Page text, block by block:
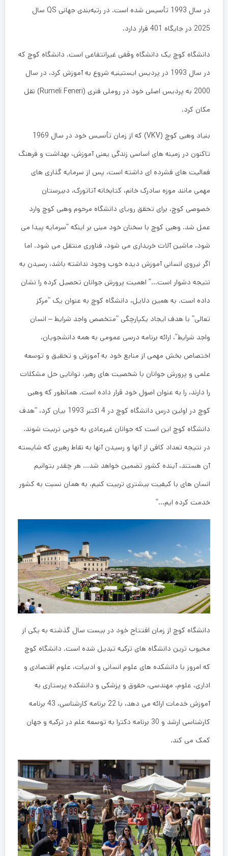
در سال 1993 تأسیس شده است. در رتبه‌بندی جهانی QS سال
2025 در جایگاه 401 قرار دارد.
دانشگاه کوچ یک دانشگاه وقفی غیرانتفاعی است. دانشگاه کوچ که
در سال 1993 در پردیس ایستینیه شروع به آموزش کرد، در سال
2000 به پردیس اصلی خود در روملی فنری (Rumeli Feneri) نقل
مکان کرد.
بنیاد وهبی کوچ (VKV) که از زمان تأسیس خود در سال 1969
تاکنون در زمینه های اساسی زندگی یعنی آموزش، بهداشت و فرهنگ
فعالیت های فشرده ای داشته است، پس از سرمایه گذاری های
مهمی مانند موزه سادرک خانم، کتابخانه آتاتورک، دبیرستان
خصوصی کوچ، برای تحقق رویای دانشگاه مرحوم وهبی کوچ وارد
عمل شد. وهبی کوچ با سخنان خود مبنی بر اینکه “سرمایه پیدا می
شود، ماشین آلات خریداری می شود، فناوری منتقل می شود. اما
اگر نیروی انسانی آموزش دیده خوب وجود نداشته باشد، رسیدن به
نتیجه دشوار است…” اهمیت پرورش جوانان تحصیل کرده را نشان
داده است. به همین دلایل، دانشگاه کوچ به عنوان یک “مرکز
تعالی” با هدف ایجاد یکپارچگی “متخصص واجد شرایط – انسان
واجد شرایط”، ارائه برنامه درسی عمومی به همه دانشجویان،
اختصاص بخش مهمی از منابع خود به آموزش و تحقیق و توسعه
علمی و پرورش جوانان با شخصیت های رهبر، توانایی حل مشکلات
را دارند، را به عنوان اصول خود قرار داده است. همانطور که وهبی
کوچ در اولین درس دانشگاه کوچ در 4 اکتبر 1993 بیان کرد، “هدف
دانشگاه کوچ این است که جوانان غیرعادی به خوبی تربیت شوند.
در نتیجه تعداد کافی از آنها و رسیدن آنها به نقاط رهبری که شایسته
آن هستند، آینده کشور تضمین خواهد شد… هر چقدر بتوانیم
انسان های با کیفیت بیشتری تربیت کنیم، به همان نسبت به کشور
خدمت کرده ایم…”
دانشگاه کوچ از زمان افتتاح خود در بیست سال گذشته به یکی از
محبوب ترین دانشگاه های ترکیه تبدیل شده است. دانشگاه کوچ
که امروز با دانشکده های علوم انسانی و ادبیات، علوم اقتصادی و
اداری، علوم، مهندسی، حقوق و پزشکی و دانشکده پرستاری به
آموزش خدمات ارائه می دهد، با 22 برنامه کارشناسی، 43 برنامه
کارشناسی ارشد و 30 برنامه دکترا به توسعه علم در ترکیه و جهان
کمک می کند.